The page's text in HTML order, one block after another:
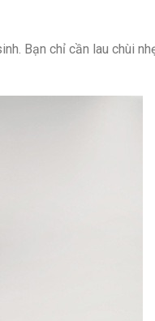
Bạn chỉ cần lau chùi